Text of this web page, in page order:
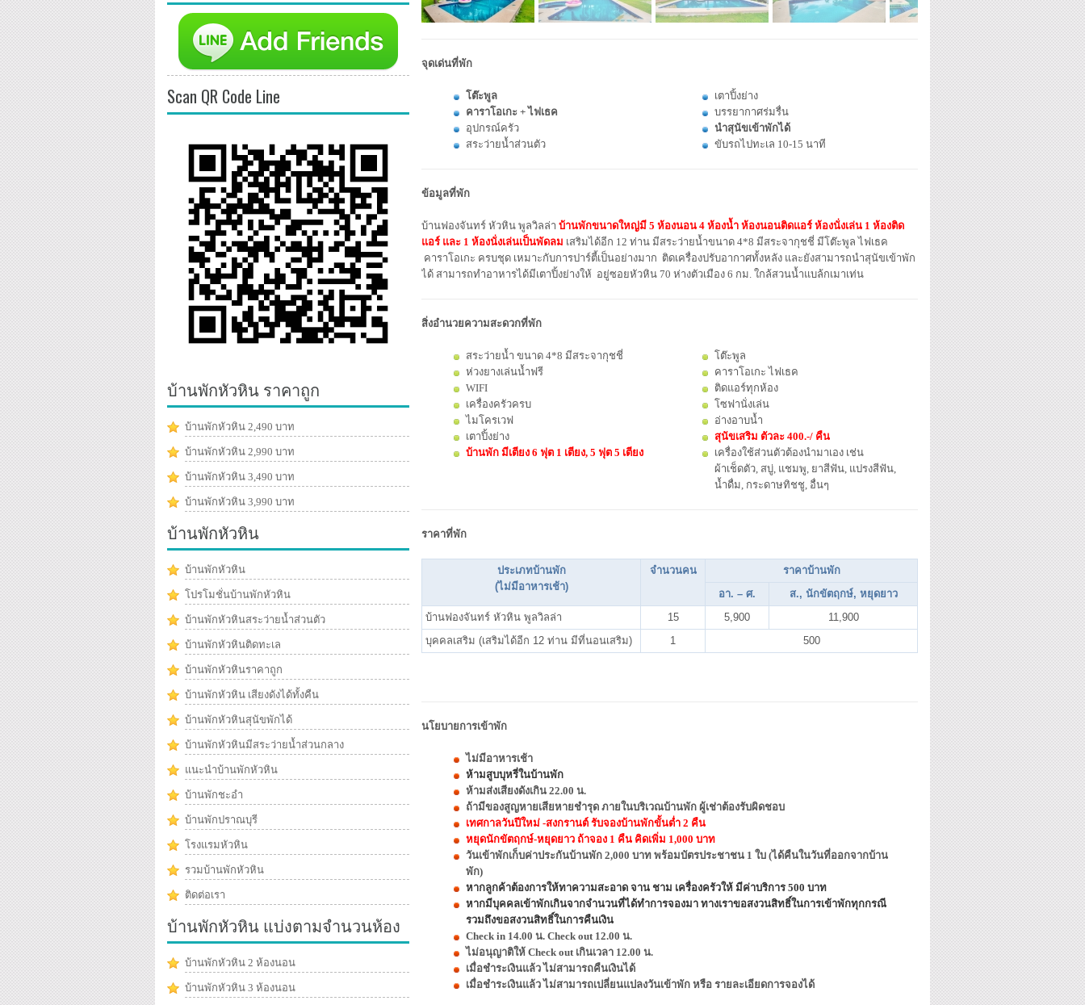
จุดเด่นที่พัก
โต๊ะพูล
คาราโอเกะ + ไฟเธค
อุปกรณ์ครัว
สระว่ายน้ำส่วนตัว
เตาปิ้งย่าง
บรรยากาศร่มรื่น
นำสุนัขเข้าพักได้
ขับรถไปทะเล 10-15 นาที
ข้อมูลที่พัก
บ้านฟองจันทร์ หัวหิน พูลวิลล่า บ้านพักขนาดใหญ่มี 5 ห้องนอน 4 ห้องน้ำ ห้องนอนติดแอร์ ห้องนั่งเล่น 1 ห้องติด
แอร์ และ 1 ห้องนั่งเล่นเป็นพัดลม เสริมได้อีก 12 ท่าน มีสระว่ายน้ำขนาด 4*8 มีสระจากุชชี่ มีโต๊ะพูล ไฟเธค
คาราโอเกะ ครบชุด เหมาะกับการปาร์ตี้เป็นอย่างมาก ติดเครื่องปรับอากาศทั้งหลัง และยังสามารถนำสุนัขเข้าพัก
ได้ สามารถทำอาหารได้มีเตาปิ้งย่างให้ อยู่ซอยหัวหิน 70 ห่างตัวเมือง 6 กม. ใกล้สวนน้ำแบล้กเมาเท่น
สิ่งอำนวยความสะดวกที่พัก
สระว่ายน้ำ ขนาด 4*8 มีสระจากุชชี่
ห่วงยางเล่นน้ำฟรี
WIFI
เครื่องครัวครบ
ไมโครเวฟ
เตาปิ้งย่าง
บ้านพัก มีเตียง 6 ฟุต 1 เตียง, 5 ฟุต 5 เตียง
โต๊ะพูล
คาราโอเกะ ไฟเธค
ติดแอร์ทุกห้อง
โซฟานั่งเล่น
อ่างอาบน้ำ
สุนัขเสริม ตัวละ 400.-/ คืน
เครื่องใช้ส่วนตัวต้องนำมาเอง เช่น
ผ้าเช็ดตัว, สบู่, แชมพู, ยาสีฟัน, แปรงสีฟัน,
น้ำดื่ม, กระดาษทิชชู, อื่นๆ
ราคาที่พัก
ประเภทบ้านพัก
(ไม่มีอาหารเช้า)
จำนวนคน
ราคาบ้านพัก
อา. – ศ.
ส., นักขัตฤกษ์, หยุดยาว
บ้านฟองจันทร์ หัวหิน พูลวิลล่า
15 5,900
11,900
บุคคลเสริม (เสริมได้อีก 12 ท่าน มีที่นอนเสริม)
1 500
นโยบายการเข้าพัก
ไม่มีอาหารเช้า
ห้ามสูบบุหรี่ในบ้านพัก
ห้ามส่งเสียงดังเกิน 22.00 น.
ถ้ามีของสูญหายเสียหายชำรุด ภายในบริเวณบ้านพัก ผู้เช่าต้องรับผิดชอบ
เทศกาลวันปีใหม่ -สงกรานต์ รับจองบ้านพักขั้นต่ำ 2 คืน
หยุดนักขัตฤกษ์-หยุดยาว ถ้าจอง 1 คืน คิดเพิ่ม 1,000 บาท
วันเข้าพักเก็บค่าประกันบ้านพัก 2,000 บาท พร้อมบัตรประชาชน 1 ใบ (ได้คืนในวันที่ออกจากบ้าน
พัก)
หากลูกค้าต้องการให้ทาความสะอาด จาน ชาม เครื่องครัวให้ มีค่าบริการ 500 บาท
หากมีบุคคลเข้าพักเกินจากจำนวนที่ได้ทำการจองมา ทางเราขอสงวนสิทธิ์ในการเข้าพักทุกกรณี
รวมถึงขอสงวนสิทธิ์ในการคืนเงิน
Check in 14.00 น. Check out 12.00 น.
ไม่อนุญาติให้ Check out เกินเวลา 12.00 น.
เมื่อชำระเงินแล้ว ไม่สามารถคืนเงินได้
เมื่อชำระเงินแล้ว ไม่สามารถเปลี่ยนแปลงวันเข้าพัก หรือ รายละเอียดการจองได้
Scan QR Code Line
บ้านพักหัวหิน ราคาถูก
บ้านพักหัวหิน 2,490 บาท
บ้านพักหัวหิน 2,990 บาท
บ้านพักหัวหิน 3,490 บาท
บ้านพักหัวหิน 3,990 บาท
บ้านพักหัวหิน
บ้านพักหัวหิน
โปรโมชั่นบ้านพักหัวหิน
บ้านพักหัวหินสระว่ายน้ำส่วนตัว
บ้านพักหัวหินติดทะเล
บ้านพักหัวหินราคาถูก
บ้านพักหัวหิน เสียงดังได้ทั้งคืน
บ้านพักหัวหินสุนัขพักได้
บ้านพักหัวหินมีสระว่ายน้ำส่วนกลาง
แนะนำบ้านพักหัวหิน
บ้านพักชะอำ
บ้านพักปราณบุรี
โรงแรมหัวหิน
รวมบ้านพักหัวหิน
ติดต่อเรา
บ้านพักหัวหิน แบ่งตามจำนวนห้อง
บ้านพักหัวหิน 2 ห้องนอน
บ้านพักหัวหิน 3 ห้องนอน